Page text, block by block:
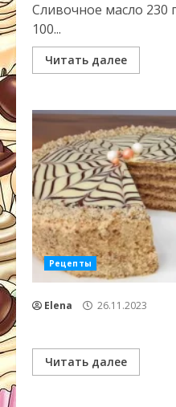
Сливочное масло 230
100...
Читать далее
Рецепты
Elena 26.11.2023
Читать далее